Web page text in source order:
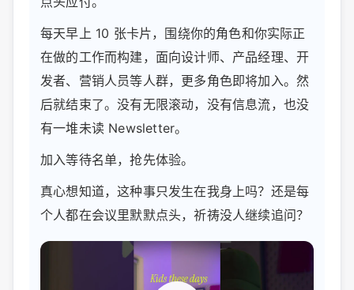
每天早上 10 张卡片，围绕你的角色和你实际正
在做的工作而构建，面向设计师、产品经理、开
发者、营销人员等人群，更多角色即将加入。然
后就结束了。没有无限滚动，没有信息流，也没
有一堆未读 Newsletter。
加入等待名单，抢先体验。
真心想知道，这种事只发生在我身上吗？还是每
个人都在会议里默默点头，祈祷没人继续追问？